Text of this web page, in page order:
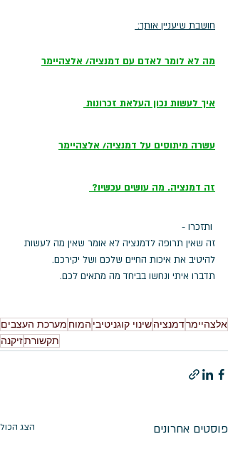
חושבת שיעניין אותך:
מה לא לומר לאדם עם דמנציה/ אלצהיימר
איך לעשות נכון העלאת זכרונות
עשרה מיתוסים על דמנציה/ אלצהיימר
זה דמנציה. מה עושים עכשיו?
זה שאין תרופה לדמנציה לא אומר שאין מה לעשות
להיטיב את איכות החיים שלכם ושל יקירכם.
תדברו איתי ונחשו בביחד מה מתאים לכם.
אלצהיימרדמנציהשינוי קוגניטיבי המוח מערכת העצבים
תקשורתזיקנה
פוסטים אחרונים הצג הכול